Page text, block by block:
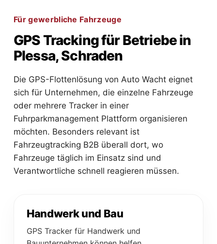
Für gewerbliche Fahrzeuge
GPS Tracking für Betriebe in
Plessa, Schraden
Die GPS-Flottenlösung von Auto Wacht eignet
sich für Unternehmen, die einzelne Fahrzeuge
oder mehrere Tracker in einer
Fuhrparkmanagement Plattform organisieren
möchten. Besonders relevant ist
Fahrzeugtracking B2B überall dort, wo
Fahrzeuge täglich im Einsatz sind und
Verantwortliche schnell reagieren müssen.
Handwerk und Bau
GPS Tracker für Handwerk und